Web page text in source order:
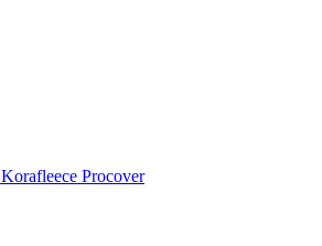
Korafleece Procover